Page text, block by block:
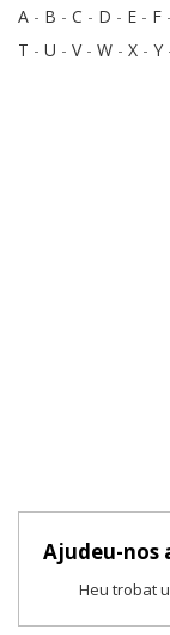
A - B - C - D - E - F -
T - U - V- W - X - Y
Ajudeu-nos
Heu trobat